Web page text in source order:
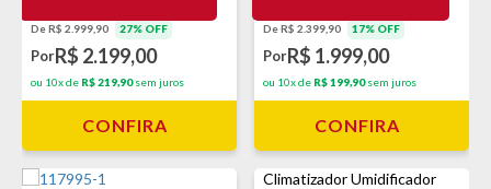
De R$ 2.999,90 27% OFF
PorR$ 2.199,00
ou 10x de R$ 219,90sem juros
CONFIRA
De R$ 2.399,90 17% OFF
PorR$ 1.999,00
ou 10x de R$ 199,90sem juros
CONFIRA
Climatizador Umidificador